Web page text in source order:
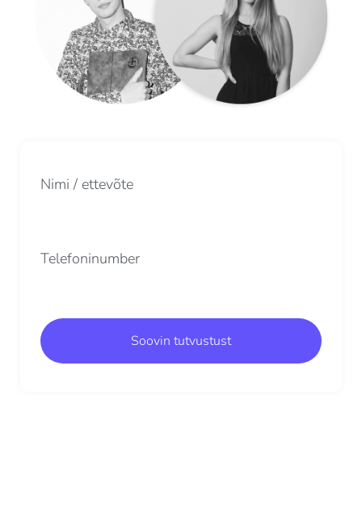
Nimi / ettevõte
Telefoninumber
Soovin tutvustust